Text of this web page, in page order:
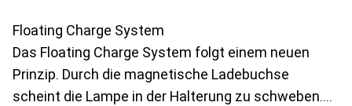
Floating Charge System
Das Floating Charge System folgt einem neuen
Prinzip. Durch die magnetische Ladebuchse
scheint die Lampe in der Halterung zu schweben.